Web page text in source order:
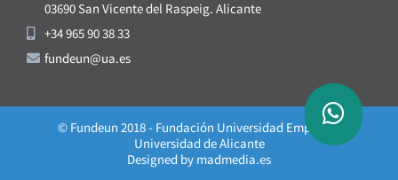
03690 San Vicente del Raspeig. Alicante
+34 965 90 38 33
fundeun@ua.es
© Fundeun 2018 - Fundación Universidad Empresa -
Universidad de Alicante
Designed by madmedia.es